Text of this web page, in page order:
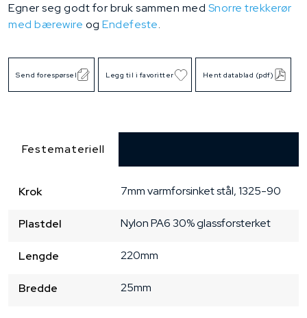
Egner seg godt for bruk sammen med Snorre trekkerør
med bærewire og Endefeste.
Send forespørsel Legg til i favoritter Hent datablad (pdf)
Festemateriell
Krok 7mm varmforsinket stål, 1325-90
Plastdel Nylon PA6 30% glassforsterket
Lengde 220mm
Bredde 25mm